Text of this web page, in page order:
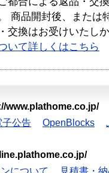
商品開封後、または
交換はお受けいたし
いて詳しくはこちら
www.plathome.co.jp/
子公告 OpenBlocks
について 見積書・